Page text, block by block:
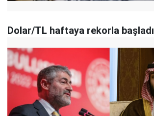
Dolar/TL haftaya rekorla başladı